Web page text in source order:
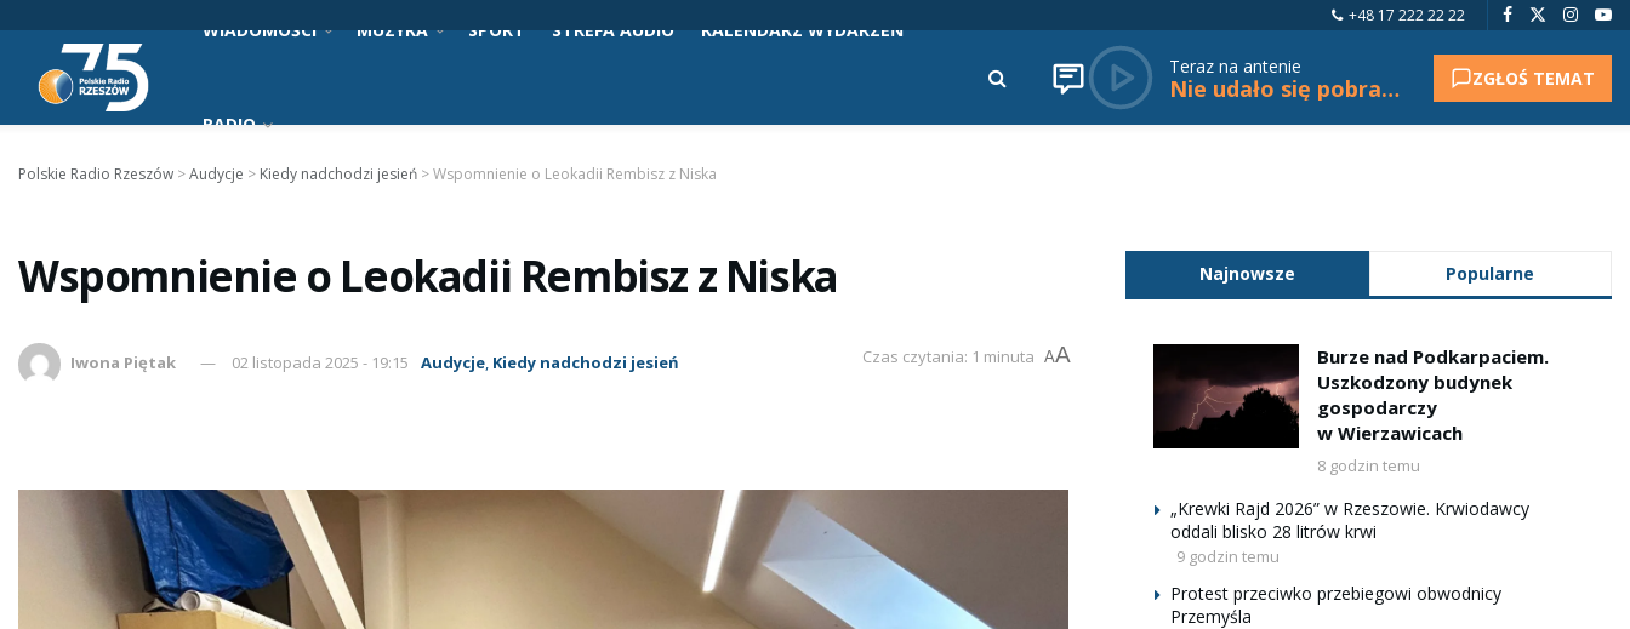
+48 17 222 22 22
WIADOMOŚCI MUZYKA SPORT STREFA AUDIO KALENDARZ WYDARZEŃ
RADIO
Teraz na antenie
Nie udało się pobrać tytułu. ZGŁOŚ TEMAT
Polskie Radio Rzeszów >Audycje > Kiedy nadchodzi jesień >Wspomnienie o Leokadii Rembisz z Niska
Wspomnienie o Leokadii Rembisz z Niska
Iwona Piętak 02 listopada 2025 - 19:15 Audycje, Kiedy nadchodzi jesień Czas czytania: 1 minuta AA
Najnowsze Popularne
Burze nad Podkarpaciem.
Uszkodzony budynek
gospodarczy
w Wierzawicach
8 godzin temu
„Krewki Rajd 2026” w Rzeszowie. Krwiodawcy
oddali blisko 28 litrów krwi
9 godzin temu
Protest przeciwko przebiegowi obwodnicy
Przemyśla